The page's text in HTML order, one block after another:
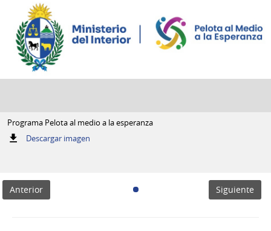
Programa Pelota al medio a la esperanza
Descargar imagen:
Anterior Siguiente